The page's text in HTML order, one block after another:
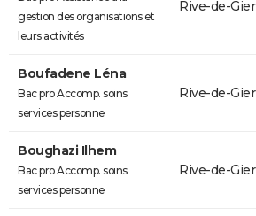
gestion des organisations et
leurs activités
Rive-de-Gier
Boufadene Léna
Bac pro Accomp. soins
services personne
Rive-de-Gier
Boughazi Ilhem
Bac pro Accomp. soins
services personne
Rive-de-Gier